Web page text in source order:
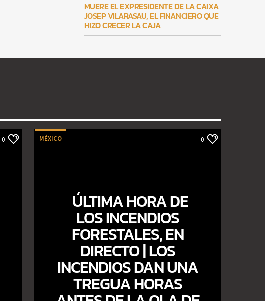
MUERE EL EXPRESIDENTE DE LA CAIXA
JOSEP VILARASAU, EL FINANCIERO QUE
HIZO CRECER LA CAJA
0 MÉXICO 0
ÚLTIMA HORA DE
LOS INCENDIOS
FORESTALES, EN
DIRECTO | LOS
INCENDIOS DAN UNA
TREGUA HORAS